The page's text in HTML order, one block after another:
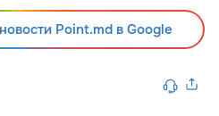
Point.md в Google